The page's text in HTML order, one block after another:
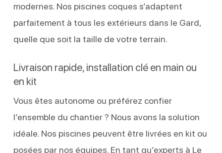
modernes. Nos piscines coques s’adaptent
parfaitement à tous les extérieurs dans le Gard,
quelle que soit la taille de votre terrain.
Livraison rapide, installation clé en main ou
en kit
Vous êtes autonome ou préférez confier
l’ensemble du chantier ? Nous avons la solution
idéale. Nos piscines peuvent être livrées en kit ou
posées par nos équipes. En tant qu’experts à Le